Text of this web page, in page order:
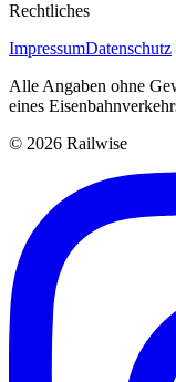
Rechtliches
ImpressumDatenschutz
Alle Angaben ohne
eines
© 2026 Railwise